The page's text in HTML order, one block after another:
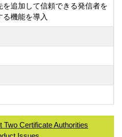
を追加して信頼できる発信者を
る機能を導入
Certificate Authorities